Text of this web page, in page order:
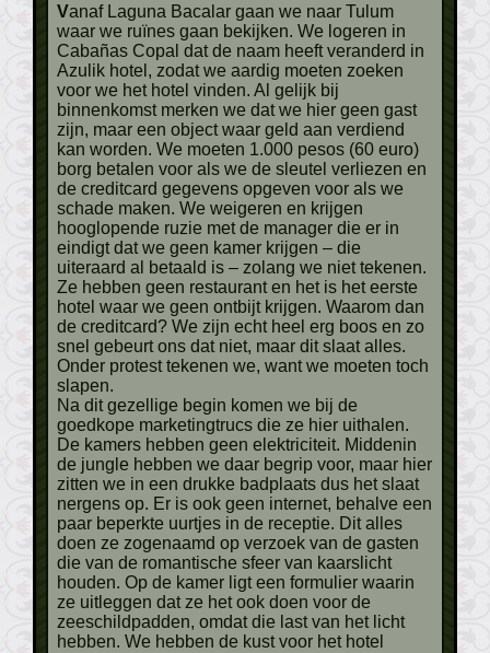
Vanaf Laguna Bacalar gaan we naar Tulum
waar we ruïnes gaan bekijken. We logeren in
Cabañas Copal dat de naam heeft veranderd in
Azulik hotel, zodat we aardig moeten zoeken
voor we het hotel vinden. Al gelijk bij
binnenkomst merken we dat we hier geen gast
zijn, maar een object waar geld aan verdiend
kan worden. We moeten 1.000 pesos (60 euro)
borg betalen voor als we de sleutel verliezen en
de creditcard gegevens opgeven voor als we
schade maken. We weigeren en krijgen
hooglopende ruzie met de manager die er in
eindigt dat we geen kamer krijgen – die
uiteraard al betaald is – zolang we niet tekenen.
Ze hebben geen restaurant en het is het eerste
hotel waar we geen ontbijt krijgen. Waarom dan
de creditcard? We zijn echt heel erg boos en zo
snel gebeurt ons dat niet, maar dit slaat alles.
Onder protest tekenen we, want we moeten toch
slapen.
Na dit gezellige begin komen we bij de
goedkope marketingtrucs die ze hier uithalen.
De kamers hebben geen elektriciteit. Middenin
de jungle hebben we daar begrip voor, maar hier
zitten we in een drukke badplaats dus het slaat
nergens op. Er is ook geen internet, behalve een
paar beperkte uurtjes in de receptie. Dit alles
doen ze zogenaamd op verzoek van de gasten
die van de romantische sfeer van kaarslicht
houden. Op de kamer ligt een formulier waarin
ze uitleggen dat ze het ook doen voor de
zeeschildpadden, omdat die last van het licht
hebben. We hebben de kust voor het hotel